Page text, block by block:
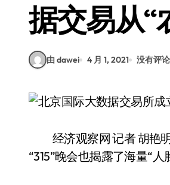
据交易从“
由 dawei 4 月 1, 2021 没有评论
经济观察网 记者 胡艳
“315”晚会也揭露了海量“